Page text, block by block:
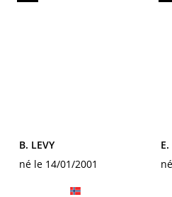
B. LEVY
né le 14/01/2001